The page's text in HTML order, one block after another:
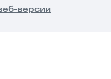
версии